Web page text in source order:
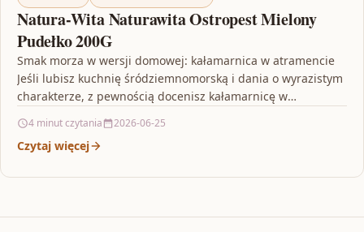
Natura-Wita Naturawita Ostropest Mielony
Pudełko 200G
Smak morza w wersji domowej: kałamarnica w atramencie
Jeśli lubisz kuchnię śródziemnomorską i dania o wyrazistym
charakterze, z pewnością docenisz kałamarnicę w
4 minut czytania 2026-06-25
Czytaj więcej